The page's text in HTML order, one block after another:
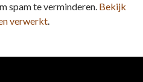
spam te verminderen. Bekijk
verwerkt.